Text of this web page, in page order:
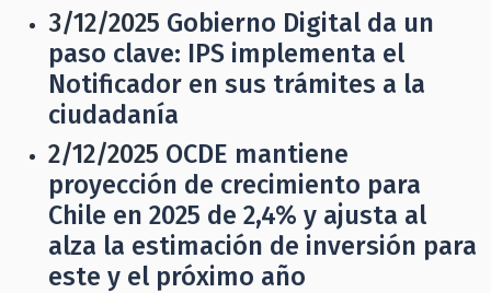
3/12/2025 Gobierno Digital da un
paso clave: IPS implementa el
Notificador en sus trámites a la
ciudadanía
2/12/2025 OCDE mantiene
proyección de crecimiento para
Chile en 2025 de 2,4% y ajusta al
alza la estimación de inversión para
este y el próximo año